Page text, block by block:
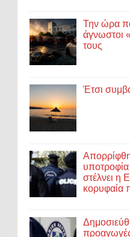
Την ώρα
άγνωστοι
τους
Έτσι
στέλνει η
κορυφαία